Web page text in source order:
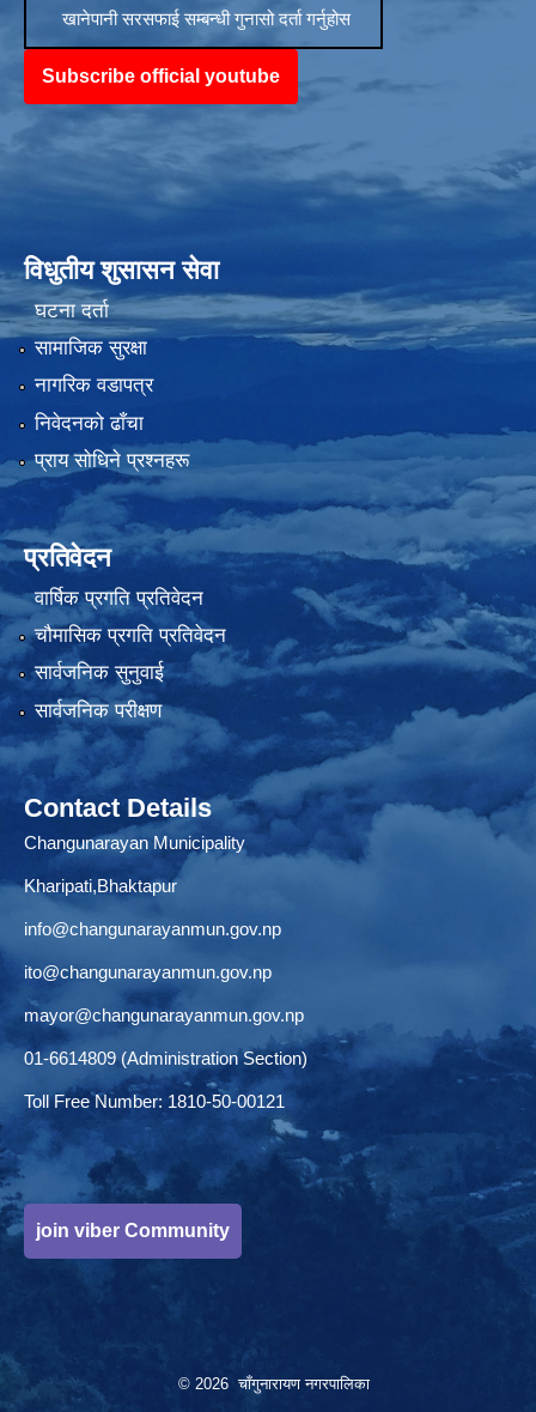
खानेपानी सरसफाई सम्बन्धी गुनासो दर्ता गर्नुहोस
Subscribe official youtube
विधुतीय शुसासन सेवा
घटना दर्ता
सामाजिक सुरक्षा
नागरिक वडापत्र
निवेदनको ढाँचा
प्राय साेधिने प्रश्नहरू
प्रतिवेदन
वार्षिक प्रगति प्रतिवेदन
चौमासिक प्रगति प्रतिवेदन
सार्वजनिक सुनुवाई
सार्वजनिक परीक्षण
Contact Details
Changunarayan Municipality
Kharipati,Bhaktapur
info@changunarayanmun.gov.np
ito@changunarayanmun.gov.np
mayor@changunarayanmun.gov.np
01-6614809 (Administration Section)
Toll Free Number: 1810-50-00121
join viber Community
© 2026 चाँगुनारायण नगरपालिका